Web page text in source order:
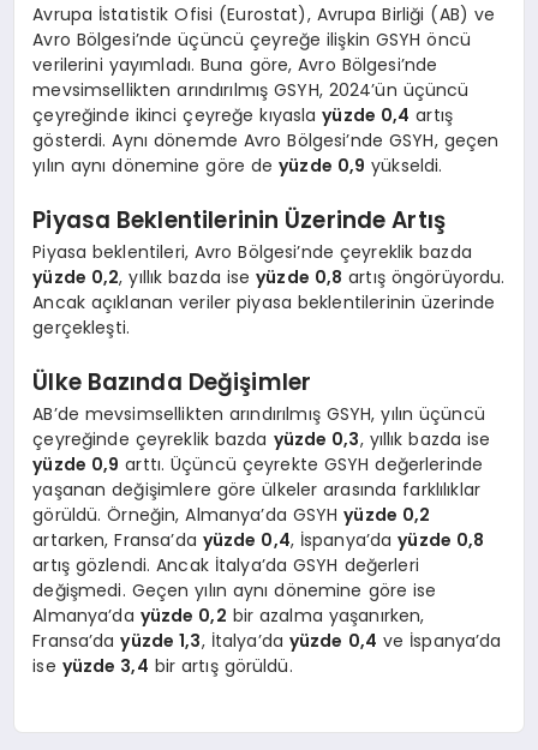
Avrupa İstatistik Ofisi (Eurostat), Avrupa Birliği (AB) ve
Avro Bölgesi’nde üçüncü çeyreğe ilişkin GSYH öncü
verilerini yayımladı. Buna göre, Avro Bölgesi’nde
mevsimsellikten arındırılmış GSYH, 2024’ün üçüncü
çeyreğinde ikinci çeyreğe kıyaslayüzde 0,4 artış
gösterdi. Aynı dönemde Avro Bölgesi’nde GSYH, geçen
yılın aynı dönemine göre deyüzde 0,9 yükseldi.
Piyasa Beklentilerinin Üzerinde Artış
Piyasa beklentileri, Avro Bölgesi’nde çeyreklik bazda
yüzde 0,2, yıllık bazda iseyüzde 0,8 artış öngörüyordu.
Ancak açıklanan veriler piyasa beklentilerinin üzerinde
gerçekleşti.
Ülke Bazında Değişimler
AB’de mevsimsellikten arındırılmış GSYH, yılın üçüncü
çeyreğinde çeyreklik bazda yüzde 0,3, yıllık bazda ise
yüzde 0,9 arttı. Üçüncü çeyrekte GSYH değerlerinde
yaşanan değişimlere göre ülkeler arasında farklılıklar
görüldü. Örneğin, Almanya’da GSYHyüzde 0,2
artarken, Fransa’da yüzde 0,4, İspanya’dayüzde 0,8
artış gözlendi. Ancak İtalya’da GSYH değerleri
değişmedi. Geçen yılın aynı dönemine göre ise
Almanya’da yüzde 0,2 bir azalma yaşanırken,
Fransa’dayüzde 1,3, İtalya’da yüzde 0,4 ve İspanya’da
ise yüzde 3,4 bir artış görüldü.